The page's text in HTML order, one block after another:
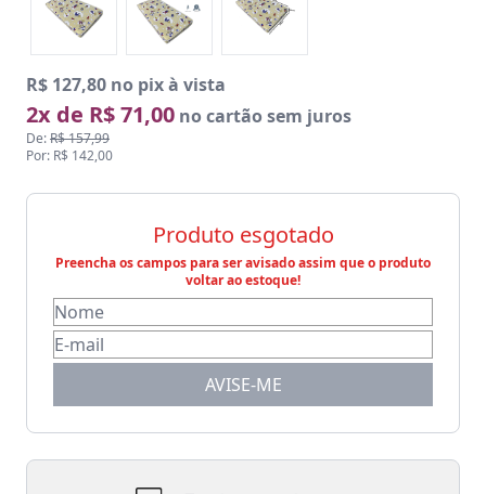
R$ 127,80 no pix à vista
2x de R$ 71,00 no cartão sem juros
De:R$ 157,99
Por: R$ 142,00
Produto esgotado
Preencha os campos para ser avisado assim que o produto
voltar ao estoque!
AVISE-ME